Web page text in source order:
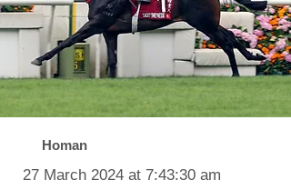
Homan
27 March 2024 at 7:43:30 am